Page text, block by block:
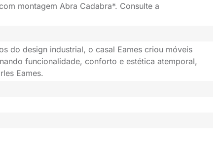
montagem Abra Cadabra*. Consulte a
do design industrial, o casal Eames criou móveis
funcionalidade, conforto e estética atemporal,
Eames.